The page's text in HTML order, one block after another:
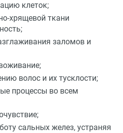
клеток;
хрящевой ткани
заломов и
волос и их тусклости;
процессы во всем
сальных желез, устраняя